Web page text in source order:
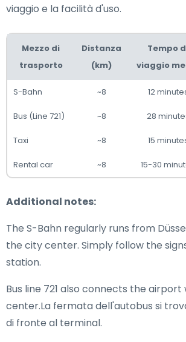
viaggio e la facilità d'uso.
Mezzo di
trasporto
Distanza
(km)
Tempo
viaggio
S-Bahn ~8 12
Bus (Line 721) ~8 28
Taxi ~8 15
Rental car ~8 15-30
Additional notes:
The S-Bahn regularly runs from
the city center. Simply follow the
station.
Bus line 721 also connects the
center.La fermata dell'autobus si
di fronte al terminal.